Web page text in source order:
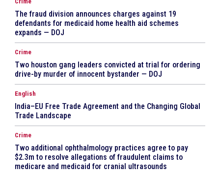
The fraud division announces charges against 19
defendants for medicaid home health aid schemes
expands — DOJ
Crime
Two houston gang leaders convicted at trial for ordering
drive-by murder of innocent bystander — DOJ
English
India–EU Free Trade Agreement and the Changing Global
Trade Landscape
Crime
Two additional ophthalmology practices agree to pay
$2.3m to resolve allegations of fraudulent claims to
medicare and medicaid for cranial ultrasounds